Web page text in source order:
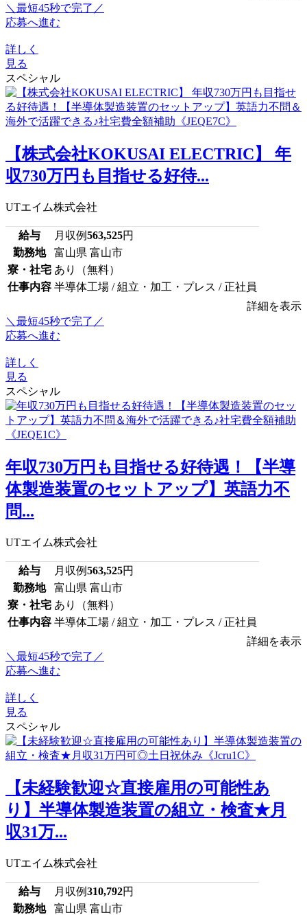
＼最短45秒で完了／
応募へ進む
詳しく
見る
スペシャル
【株式会社KOKUSAI ELECTRIC】 年
収730万円も目指せる好待...
UTエイム株式会社
給与 月収例563,525円
勤務地
富山県 富山市
寮・社宅 あり（無料）
仕事内容 半導体工場 / 組立・加工・プレス / 正社員
詳細を表示
＼最短45秒で完了／
応募へ進む
詳しく
見る
スペシャル
年収730万円も目指せる好待遇！【半導
体製造装置のセットアップ】英語力不
問...
UTエイム株式会社
給与 月収例563,525円
勤務地
富山県 富山市
寮・社宅 あり（無料）
仕事内容 半導体工場 / 組立・加工・プレス / 正社員
詳細を表示
＼最短45秒で完了／
応募へ進む
詳しく
見る
スペシャル
【未経験歓迎☆直接雇用の可能性あ
り】半導体製造装置の組立・検査★月
収31万...
UTエイム株式会社
給与 月収例310,792円
勤務地
富山県 富山市